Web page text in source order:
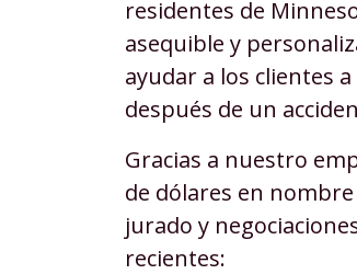
residentes de
asequible y
ayudar a los clientes
después de un
Gracias a nuestro
de dólares en
jurado y
recientes: